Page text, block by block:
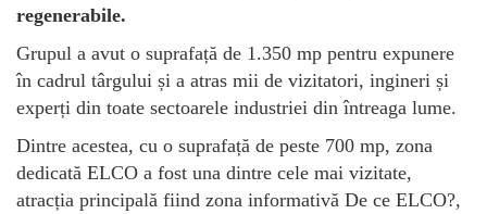
regenerabile.
Grupul a avut o suprafață de 1.350 mp pentru expunere
în cadrul târgului și a atras mii de vizitatori, ingineri și
experți din toate sectoarele industriei din întreaga lume.
Dintre acestea, cu o suprafață de peste 700 mp, zona
dedicată ELCO a fost una dintre cele mai vizitate,
atracția principală fiind zona informativă De ce ELCO?,